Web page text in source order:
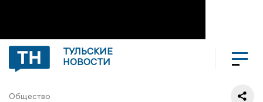
ТУЛЬСКИЕ
НОВОСТИ
Общество